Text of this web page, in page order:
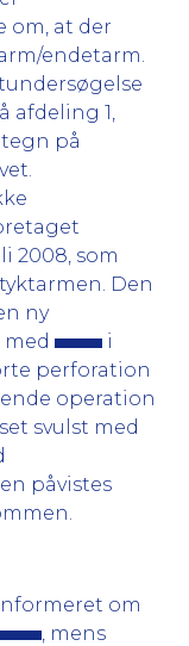
om, at der
endetarm.
afdeling 1,
tegn på
2008, som
Den
ny
i
perforation
operation
svulst med
påvistes
om
, mens